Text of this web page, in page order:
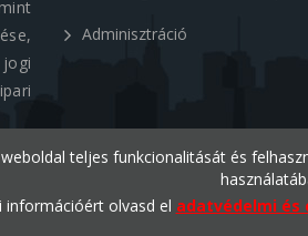
jogi
Adminisztráció
v1.2
teljes funkcionalitását és
információért olvasd el adatvédelmi